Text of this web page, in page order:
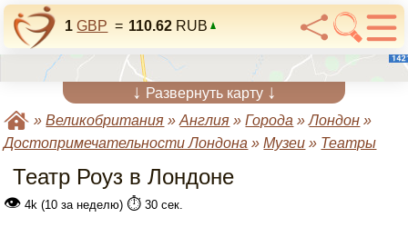
1 GBP = 110.62 RUB
↓ Развернуть карту ↓
»Великобритания »Англия »Города »Лондон »
Достопримечательности Лондона »Музеи » Театры
Театр Роуз в Лондоне
👁 4k (10 за неделю) ⏱️ 30 сек.